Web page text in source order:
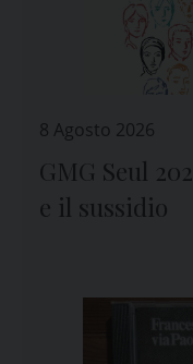
8 Agosto 2026
GMG Seul
e il sussidio